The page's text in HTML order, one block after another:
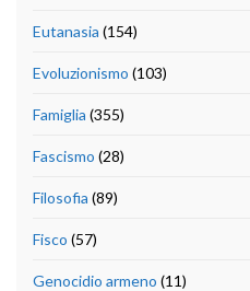
Eutanasia (154)
Evoluzionismo (103)
Famiglia (355)
Fascismo (28)
Filosofia (89)
Fisco (57)
Genocidio armeno (11)